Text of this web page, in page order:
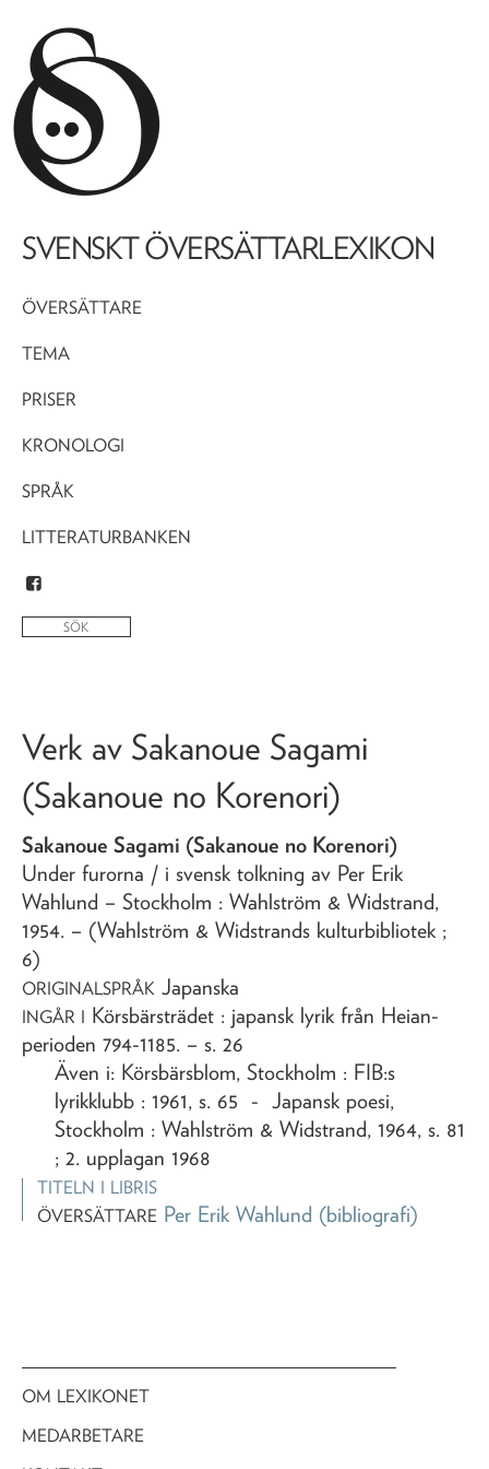
SVENSKT ÖVERSÄTTARLEXIKON
ÖVERSÄTTARE
TEMA
PRISER
KRONOLOGI
SPRÅK
LITTERATURBANKEN
Verk av Sakanoue Sagami
(Sakanoue no Korenori)
Sakanoue Sagami (Sakanoue no Korenori)
Under furorna / i svensk tolkning av Per Erik
Wahlund – Stockholm : Wahlström & Widstrand,
1954. – (Wahlström & Widstrands kulturbibliotek ;
6)
ORIGINALSPRÅK Japanska
INGÅR I Körsbärsträdet : japansk lyrik från Heian-
perioden 794-1185. – s. 26
Även i: Körsbärsblom, Stockholm : FIB:s
lyrikklubb : 1961, s. 65 - Japansk poesi,
Stockholm : Wahlström & Widstrand, 1964, s. 81
; 2. upplagan 1968
TITELN I LIBRIS
ÖVERSÄTTARE Per Erik Wahlund (bibliografi)
OM LEXIKONET
MEDARBETARE